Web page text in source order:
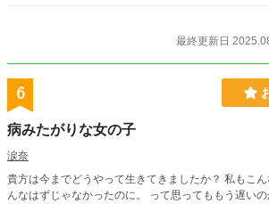
最終更新日
6
病みたがりな女の子
涙奈
貴方は今までどうやって生きてきましたか？ 私もこんなはずじゃなかった。こ
んなはずじゃなかったのに。 って思っ